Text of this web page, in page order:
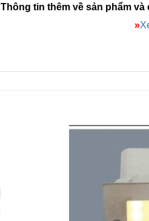
Thông tin thêm về sản phẩm
»